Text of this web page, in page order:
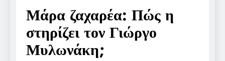
Μάρα ζαχαρέα: Πώς η
στηρίζει τον Γιώργο
Μυλωνάκη;